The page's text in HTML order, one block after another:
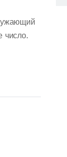
число.